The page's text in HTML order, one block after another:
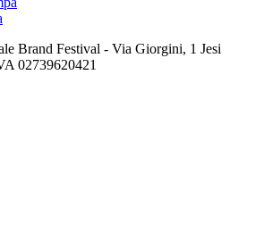
Brand Festival - Via Giorgini, 1 Jesi
02739620421